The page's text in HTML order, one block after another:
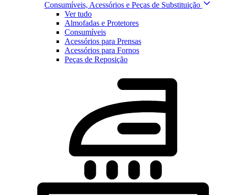
Consumíveis, Acessórios e Peças de Substituição
Ver tudo
Almofadas e Protetores
Consumíveis
Acessórios para Prensas
Acessórios para Fornos
Peças de Reposição